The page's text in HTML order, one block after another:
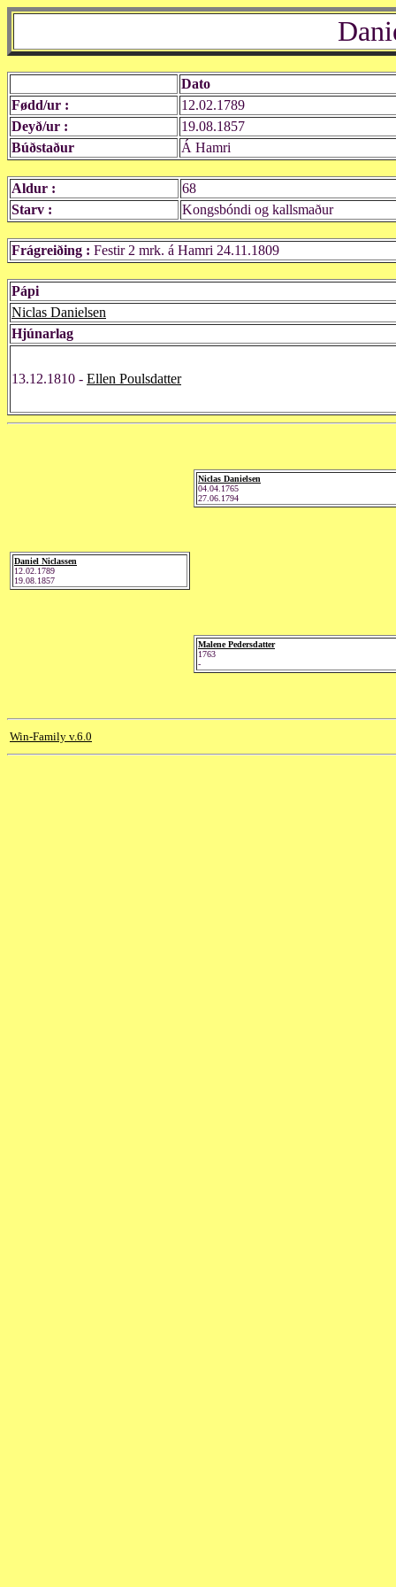
Dato
Fødd/ur :
12.02.1789
Deyð/ur :
19.08.1857
Búðstaður
Á Hamri
Aldur :
68
Starv :
Kongsbóndi og kallsmaður
Frágreiðing : Festir 2 mrk. á Hamri 24.11.1809
Pápi
Niclas Danielsen
Hjúnarlag
13.12.1810 - Ellen Poulsdatter
Daniel Niclassen
12.02.1789
19.08.1857
Niclas Danielsen
04.04.1765
27.06.1794
Malene Pedersdatter
1763
-
Win-Family v.6.0